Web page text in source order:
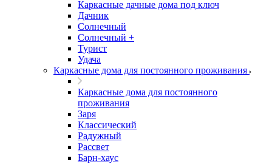
Каркасные дачные дома под ключ
Дачник
Солнечный
Солнечный +
Турист
Удача
Каркасные дома для постоянного проживания
Каркасные дома для постоянного
проживания
Заря
Классический
Радужный
Рассвет
Барн-хаус